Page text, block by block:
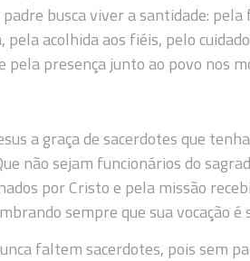
busca viver a santidade:
acolhida aos fiéis, pelo
pela presença junto ao povo nos
a graça de sacerdotes que
não sejam funcionários do
por Cristo e pela missão
sempre que sua vocação é
faltem sacerdotes, pois sem